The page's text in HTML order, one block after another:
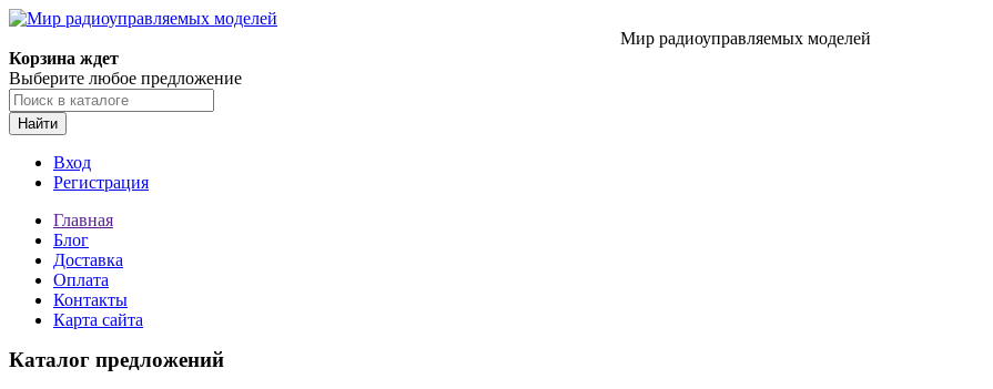
Мир радиоуправляемых моделей
Корзина ждет
Выберите любое предложение
Найти
Вход
Регистрация
Главная
Блог
Доставка
Оплата
Контакты
Карта сайта
Каталог предложений